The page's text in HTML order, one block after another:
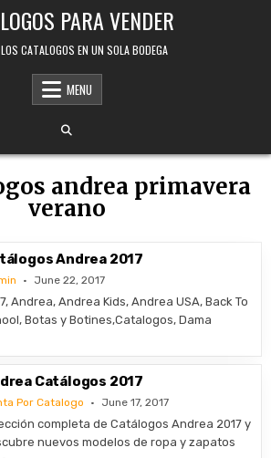
PARA VENDER
CATALOGOS EN UN SOLA BODEGA
MENU
andrea primavera
verano
Andrea 2017
June 22, 2017
Andrea, Andrea Kids, Andrea USA, Back To
Botas y Botines,Catalogos, Dama
Catálogos 2017
Por Catalogo June 17, 2017
completa de Catálogos Andrea 2017 y
nuevos modelos de ropa y zapatos